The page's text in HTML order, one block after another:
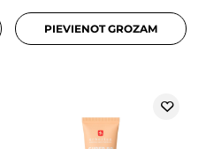
PIEVIENOT GROZAM